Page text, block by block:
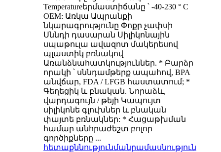
Temperatureերմաստիճանը ՝ -40-230 ° C
OEM: Առկա Ապրանքի
նկարագրությունը Փոքր չափսի
Սննդի դասարան Սիլիկոնային
սպաթուլա ավազոտ մակերեսով
պլաստիկ բռնակով
Առանձնահատկություններ. * Բարձր
որակի ՝ սննդամթերք ապահով, BPA
անվճար, FDA / LFGB հաստատում; *
Գեղեցիկ և բնական. Նորաձև,
վարդագույն / թեյի Կապույտ
սիլիկոնե գլուխներ և բնական
փայտե բռնակներ: * Հացաթխման
համար անհրաժեշտ բոլոր
գործիքները ...
հետաքննությունմանրամասնություն